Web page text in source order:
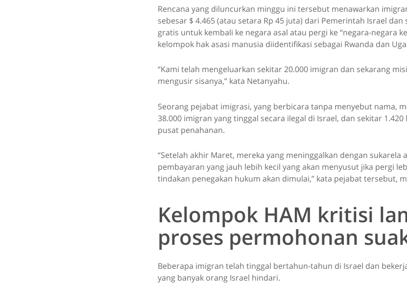
Rencana yang diluncurkan minggu ini tersebut menawarkan
sebesar $ 4.465 (atau setara Rp 45 juta) dari Pemerintah Israel
gratis untuk kembali ke negara asal atau pergi ke “negara-negara
kelompok hak asasi manusia diidentifikasi sebagai Rwanda dan
“Kami telah mengeluarkan sekitar 20.000 imigran dan sekarang
mengusir sisanya,” kata Netanyahu.
Seorang pejabat imigrasi, yang berbicara tanpa menyebut nama,
38.000 imigran yang tinggal secara ilegal di Israel, dan sekitar
pusat penahanan.
“Setelah akhir Maret, mereka yang meninggalkan dengan sukarela
pembayaran yang jauh lebih kecil yang akan menyusut jika pergi
tindakan penegakan hukum akan dimulai,” kata pejabat tersebut,
Kelompok HAM kritisi
proses permohonan
Beberapa imigran telah tinggal bertahun-tahun di Israel dan
yang banyak orang Israel hindari.